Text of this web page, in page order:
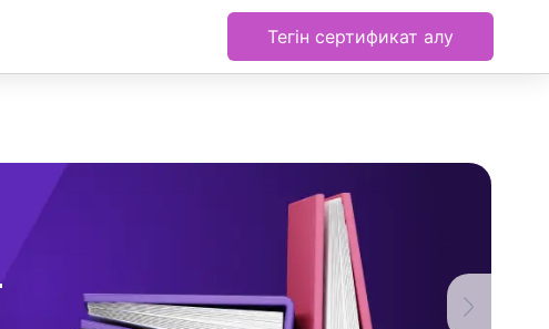
Тегін сертификат алу